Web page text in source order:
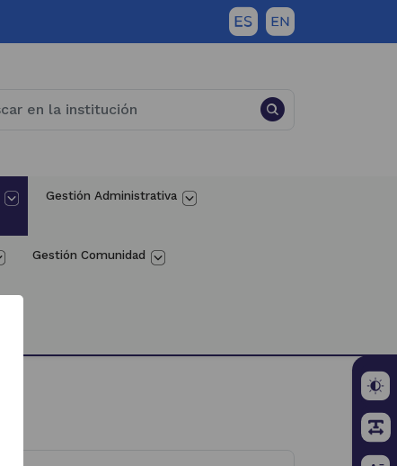
Gestión Administrativa
Gestión Comunidad